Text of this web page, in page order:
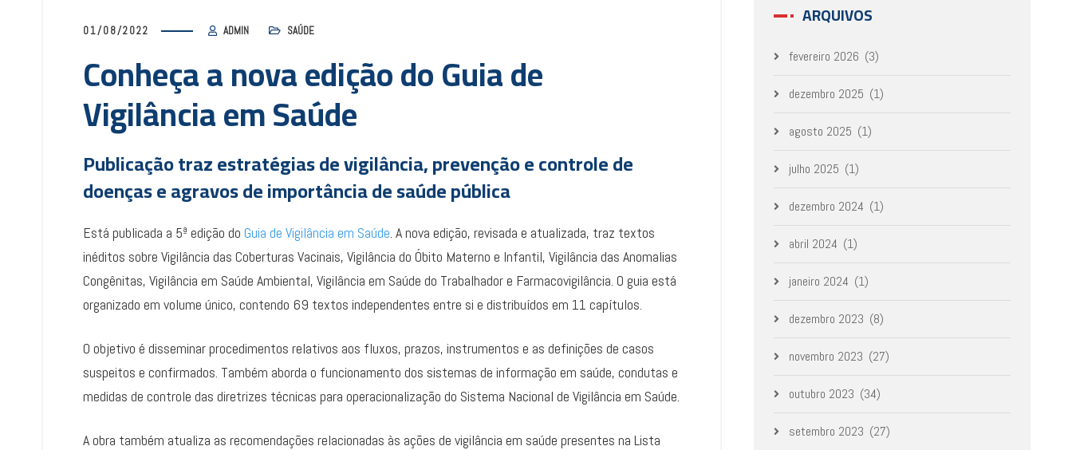
01/08/2022 ADMIN SAÚDE
Conheça a nova edição do Guia de
Vigilância em Saúde
Publicação traz estratégias de vigilância, prevenção e controle de
doenças e agravos de importância de saúde pública
Está publicada a 5ª edição do Guia de Vigilância em Saúde. A nova edição, revisada e atualizada, traz textos
inéditos sobre Vigilância das Coberturas Vacinais, Vigilância do Óbito Materno e Infantil, Vigilância das Anomalias
Congênitas, Vigilância em Saúde Ambiental, Vigilância em Saúde do Trabalhador e Farmacovigilância. O guia está
organizado em volume único, contendo 69 textos independentes entre si e distribuídos em 11 capítulos.
O objetivo é disseminar procedimentos relativos aos fluxos, prazos, instrumentos e as definições de casos
suspeitos e confirmados. Também aborda o funcionamento dos sistemas de informação em saúde, condutas e
medidas de controle das diretrizes técnicas para operacionalização do Sistema Nacional de Vigilância em Saúde.
A obra também atualiza as recomendações relacionadas às ações de vigilância em saúde presentes na Lista
ARQUIVOS
fevereiro 2026 (3)
dezembro 2025 (1)
agosto 2025 (1)
julho 2025 (1)
dezembro 2024 (1)
abril 2024 (1)
janeiro 2024 (1)
dezembro 2023 (8)
novembro 2023 (27)
outubro 2023 (34)
setembro 2023 (27)